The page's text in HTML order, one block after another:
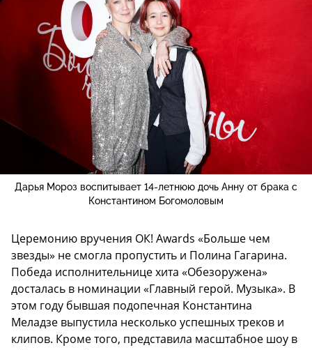
Дарья Мороз воспитывает 14-летнюю дочь Анну от брака с
Константином Богомоловым
Церемонию вручения ОК! Awards «Больше чем
звезды» не смогла пропустить и Полина Гагарина.
Победа исполнительнице хита «Обезоружена»
досталась в номинации «Главный герой. Музыка». В
этом году бывшая подопечная Константина
Меладзе выпустила несколько успешных треков и
клипов. Кроме того, представила масштабное шоу в